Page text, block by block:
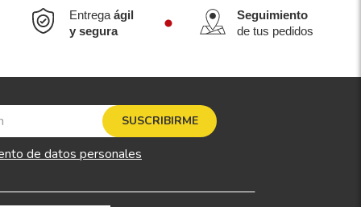
Entregaágil
y segura
Seguimiento
de tus pedidos
SUSCRIBIRME
de datos personales